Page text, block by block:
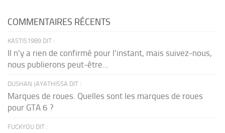
COMMENTAIRES RÉCENTS
KASTIS1989 DIT :
Il n'y a rien de confirmé pour l'instant, mais suivez-nous,
nous publierons peut-être...
DUSHAN JAYATHISSA DIT :
Marques de roues. Quelles sont les marques de roues
pour GTA 6 ?
FUCKYOU DIT :